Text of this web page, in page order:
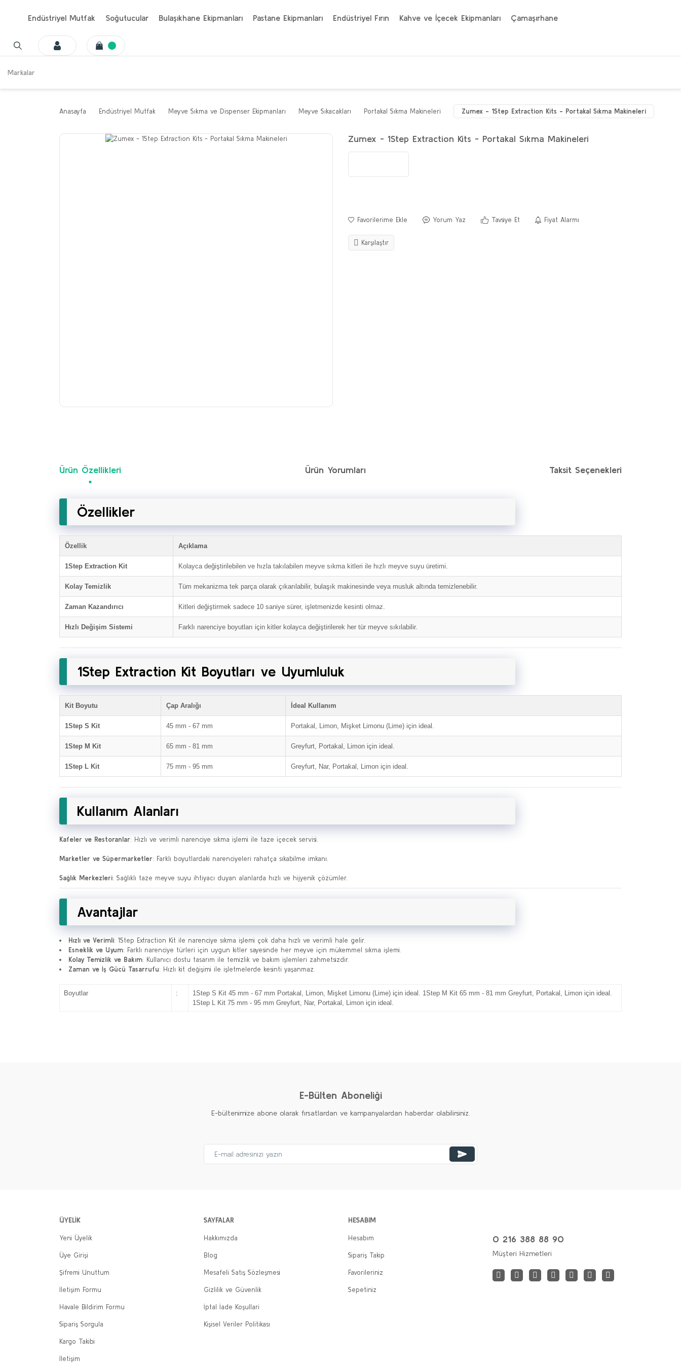
Endüstriyel Mutfak Soğutucular Bulaşıkhane Ekipmanları Pastane Ekipmanları Endüstriyel Fırın Kahve ve İçecek Ekipmanları Çamaşırhane
Markalar
Anasayfa Endüstriyel Mutfak Meyve Sıkma ve Dispenser Ekipmanları Meyve Sıkacakları Portakal Sıkma Makineleri Zumex - 1Step Extraction Kits - Portakal Sıkma Makineleri
Zumex - 1Step Extraction Kits - Portakal Sıkma Makineleri
Yorum Yaz Tavsiye Et Fiyat Alarmı
Karşılaştır
Ürün Özellikleri Ürün Yorumları Taksit Seçenekleri
Özellikler
Özellik Açıklama
1Step Extraction Kit Kolayca değiştirilebilen ve hızla takılabilen meyve sıkma kitleri ile hızlı meyve suyu üretimi.
Kolay Temizlik Tüm mekanizma tek parça olarak çıkarılabilir, bulaşık makinesinde veya musluk altında temizlenebilir.
Zaman Kazandırıcı Kitleri değiştirmek sadece 10 saniye sürer, işletmenizde kesinti olmaz.
Hızlı Değişim Sistemi Farklı narenciye boyutları için kitler kolayca değiştirilerek her tür meyve sıkılabilir.
1Step Extraction Kit Boyutları ve Uyumluluk
Kit Boyutu Çap Aralığı İdeal Kullanım
1Step S Kit 45 mm - 67 mm Portakal, Limon, Mişket Limonu (Lime) için ideal.
1Step M Kit 65 mm - 81 mm Greyfurt, Portakal, Limon için ideal.
1Step L Kit 75 mm - 95 mm Greyfurt, Nar, Portakal, Limon için ideal.
Kullanım Alanları
Kafeler ve Restoranlar: Hızlı ve verimli narenciye sıkma işlemi ile taze içecek servisi.
Marketler ve Süpermarketler: Farklı boyutlardaki narenciyeleri rahatça sıkabilme imkanı.
Sağlık Merkezleri: Sağlıklı taze meyve suyu ihtiyacı duyan alanlarda hızlı ve hijyenik çözümler.
Avantajlar
Hızlı ve Verimli: 1Step Extraction Kit ile narenciye sıkma işlemi çok daha hızlı ve verimli hale gelir.
Esneklik ve Uyum: Farklı narenciye türleri için uygun kitler sayesinde her meyve için mükemmel sıkma işlemi.
Kolay Temizlik ve Bakım: Kullanıcı dostu tasarım ile temizlik ve bakım işlemleri zahmetsizdir.
Zaman ve İş Gücü Tasarrufu: Hızlı kit değişimi ile işletmelerde kesinti yaşanmaz.
Boyutlar :
1Step S Kit 45 mm - 67 mm Portakal, Limon, Mişket Limonu (Lime) için ideal. 1Step M Kit 65 mm - 81 mm Greyfurt, Portakal, Limon için ideal.
1Step L Kit 75 mm - 95 mm Greyfurt, Nar, Portakal, Limon için ideal.
E-Bülten Aboneliği
E-bültenimize abone olarak fırsatlardan ve kampanyalardan haberdar olabilirsiniz.
ÜYELİK
Yeni Üyelik
Üye Girişi
Şifremi Unuttum
İletişim Formu
Havale Bildirim Formu
Sipariş Sorgula
Kargo Takibi
İletişim
SAYFALAR
Hakkımızda
Blog
Mesafeli Satış Sözleşmesi
Gizlilik ve Güvenlik
İptal İade Koşullari
Kişisel Veriler Politikası
HESABIM
Hesabım
Sipariş Takip
Favorileriniz
Sepetiniz
0 216 388 88 90
Müşteri Hizmetleri